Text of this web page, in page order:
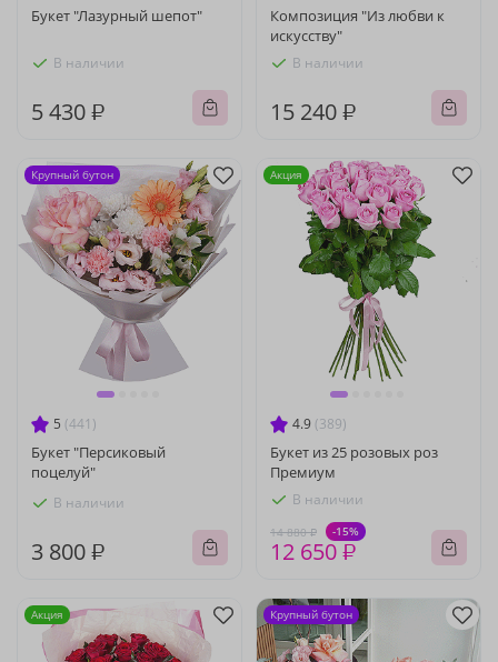
Букет "Лазурный шепот"
В наличии
5 430 ₽
Композиция "Из любви к
искусству"
В наличии
15 240 ₽
5 (441)
Букет "Персиковый
поцелуй"
В наличии
3 800 ₽
Крупный бутон
4.9 (389)
Букет из 25 розовых роз
Премиум
В наличии
14 880 ₽ -15%
12 650 ₽
Акция
Акция Крупный бутон